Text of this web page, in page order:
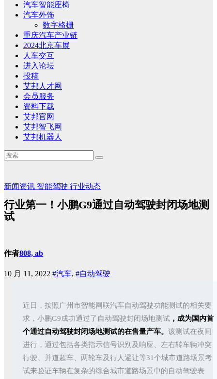
汽车智能座椅
汽车外饰
数字格栅
重庆汽车产业链
2024北京车展
人车交互
进入论坛
投稿
艾邦人才网
会员服务
资料下载
艾邦官网
艾邦智飞网
艾邦机器人
新闻资讯 智能驾驶 行业动态
行业第一！小鹏G9通过自动驾驶封闭场地测
试
作者808, ab
10 月 11, 2022 #汽车, #自动驾驶
近日，按照广州市智能网联汽车自动驾驶功能测试的相关要
求， 小鹏G9成功通过了自动驾驶封闭场地测试 ，成为国内首
个通过自动驾驶封闭场地测试的在售量产车。 该测试在夜间
进行，通过包括各类指示信号识别及响应、左右转车辆冲突
行驶、并道超车、两轮车及行人避让等31个城市道路场景考
试来验证车辆在复杂的综合城市道路场景中的自动驾驶表